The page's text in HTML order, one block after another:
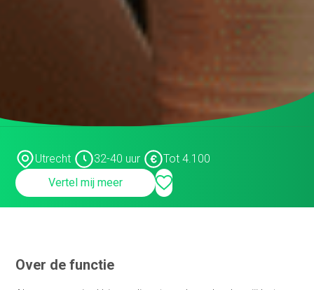
Utrecht 32-40 uur
Tot 4.100
Vertel mij meer
Over de functie
Commercieel medewerker
verkoopbinnendienst
Commerciële binnendienst
Content specialist
Customer service medewerker
Customer support medewerker
binnendienst
Data steward
Finance manager